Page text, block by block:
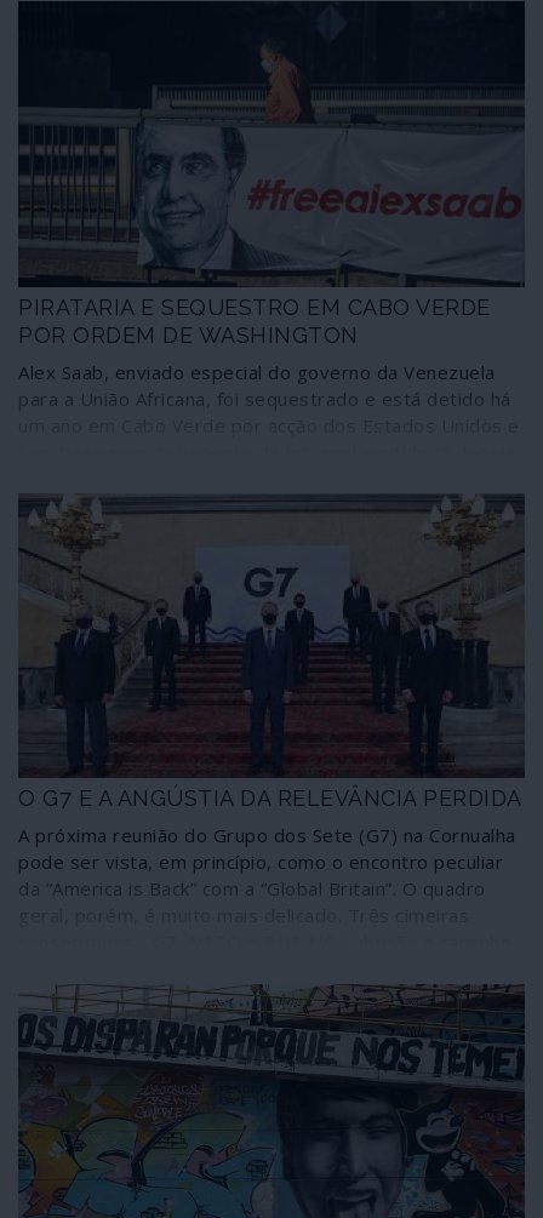
dimensão que, comparativamente, faria a crise da
COVID-19 parecer um “pequeno distúrbio”. Quem o diz
é o chefe do Fórum Económico Mundial (WEF na sigla
inglesa), Klaus Schwab, ardente defensor do
aproveitamento destas convulsões como “janelas de
oportunidade” para proceder ao “novo reinício”, o Great
Reset do capitalismo.
PIRATARIA E SEQUESTRO EM CABO VERDE
POR ORDEM DE WASHINGTON
Alex Saab, enviado especial do governo da Venezuela
para a União Africana, foi sequestrado e está detido há
sequestro, mantido à mão armada por um navio de
guerra norte-americano ancorado ao largo das costas
cabo-verdianas, não incomoda as sensíveis carpideiras
sobre “direitos humanos”, tão prontas a dar sinais
quando as violações são de outros azimutes.
O G7 E A ANGÚSTIA DA RELEVÂNCIA PERDIDA
A próxima reunião do Grupo dos Sete (G7) na Cornualha
pode ser vista, em princípio, como o encontro peculiar
da “America is Back” com a “Global Britain”. O quadro
ansiedade: a cimeira Putin-Biden em Genebra, que
certamente não será um reinício.